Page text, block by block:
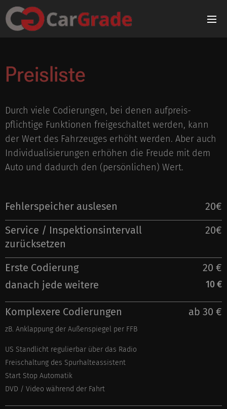
Preisliste
Durch viele Codierungen, bei denen aufpreis-
pflichtige Funktionen freigeschaltet werden, kann
der Wert des Fahrzeuges erhöht werden. Aber auch
Individualisierungen erhöhen die Freude mit dem
Auto und dadurch den (persönlichen) Wert.
Fehlerspeicher auslesen
20€
Service / Inspektionsintervall
zurücksetzen
20€
Erste Codierung
danach jede weitere
20 €
10 €
Komplexere Codierungen
zB. Anklappung der Außenspiegel per FFB
US Standlicht regulierbar über das Radio
Freischaltung des Spurhalteassistent
Start Stop Automatik
DVD / Video während der Fahrt
ab 30 €